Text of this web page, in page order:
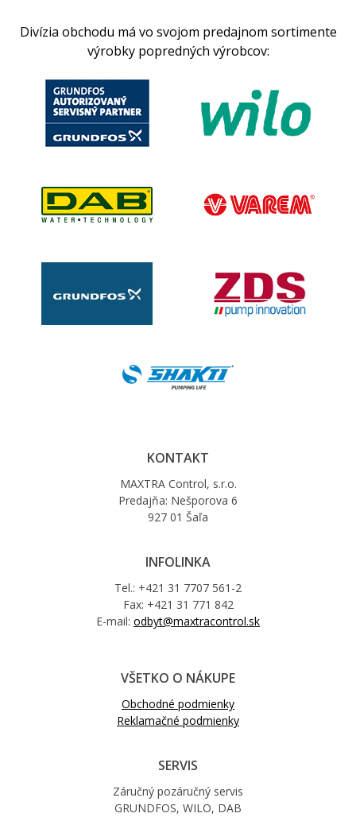
Divízia obchodu má vo svojom predajnom sortimente
výrobky popredných výrobcov:
KONTAKT
MAXTRA Control, s.r.o.
Predajňa: Nešporova 6
927 01 Šaľa
INFOLINKA
Tel.: +421 31 7707 561-2
Fax: +421 31 771 842
E-mail: odbyt@maxtracontrol.sk
VŠETKO O NÁKUPE
Obchodné podmienky
Reklamačné podmienky
SERVIS
Záručný pozáručný servis
GRUNDFOS, WILO, DAB